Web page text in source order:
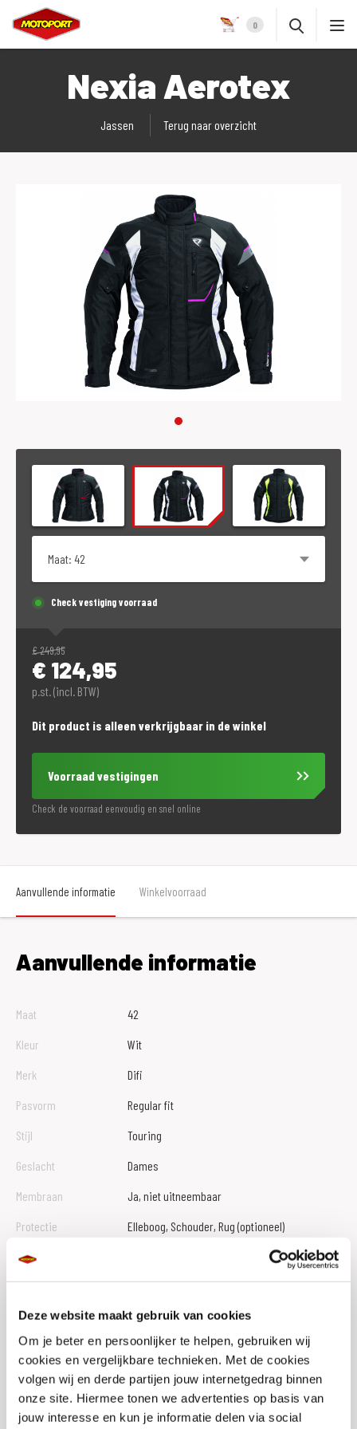
Deze website maakt gebruik van cookies
Om je beter en persoonlijker te helpen, gebruiken wij
cookies en vergelijkbare technieken. Met de cookies
volgen wij en derde partijen jouw internetgedrag binnen
onze site. Hiermee tonen we advertenties op basis van
jouw interesse en kun je informatie delen via social
0
Nexia Aerotex
Jassen Terug naar overzicht
Check vestiging voorraad
€249,95
€ 124,95
p.st. (incl. BTW)
Dit product is alleen verkrijgbaar in de winkel
Voorraad vestigingen
Check de voorraad eenvoudig en snel online
Aanvullende informatie Winkelvoorraad
Aanvullende informatie
Maat
42
Kleur
Wit
Merk
Difi
Pasvorm
Regular fit
Stijl
Touring
Geslacht
Dames
Membraan
Ja, niet uitneembaar
Protectie
Elleboog, Schouder, Rug (optioneel)
Soort Membraan
Materiaal
Textiel, Polyester
Thermovoering
Uitneembaar
Ventilatieniveau
Middel
Reflectie
Ja
Waterdicht
Ja